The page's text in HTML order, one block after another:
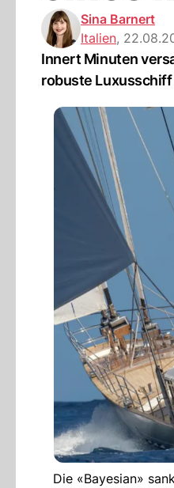
Sina Barnert
Italien,
Innert Minuten
robuste
Die «Bayesian»